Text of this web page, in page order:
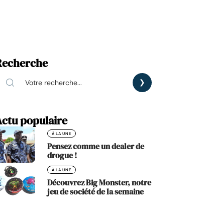
populaire
À LA UNE
Pensez comme un dealer de
drogue !
À LA UNE
Découvrez Big Monster, notre
jeu de société de la semaine